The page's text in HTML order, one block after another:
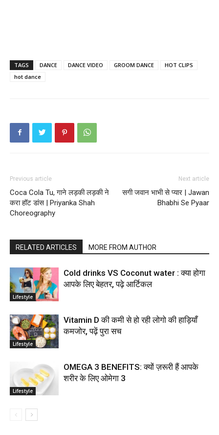
TAGS DANCE DANCE VIDEO GROOM DANCE
HOT CLIPS
hot dance
Previous article
Coca Cola Tu, गाने लड़की लड़की ने
करा हॉट डांस | Priyanka Shah
Choreography
Next article
सगी जवान भाभी से प्यार | Jawan
Bhabhi Se Pyaar
RELATED ARTICLES MORE FROM AUTHOR
Lifestyle
Cold drinks VS Coconut water : क्या होगा
आपके लिए बेहतर, पढ़े आर्टिकल
Lifestyle
Vitamin D की कमी से हो रही लोगो की हाड़ियाँ
कमजोर, पढ़ें पुरा सच
Lifestyle
OMEGA 3 BENEFITS: क्यों ज़रूरी हैं आपके
शरीर के लिए ओमेगा 3